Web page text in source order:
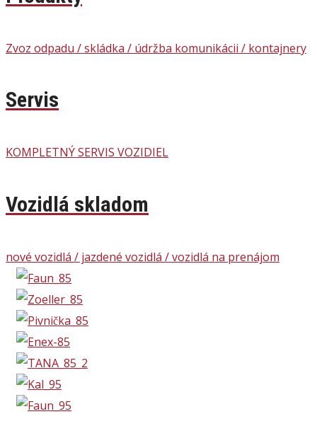
Zvoz odpadu / skládka / údržba komunikácii / kontajnery
Servis
KOMPLETNÝ SERVIS VOZIDIEL
Vozidlá skladom
nové vozidlá / jazdené vozidlá / vozidlá na prenájom